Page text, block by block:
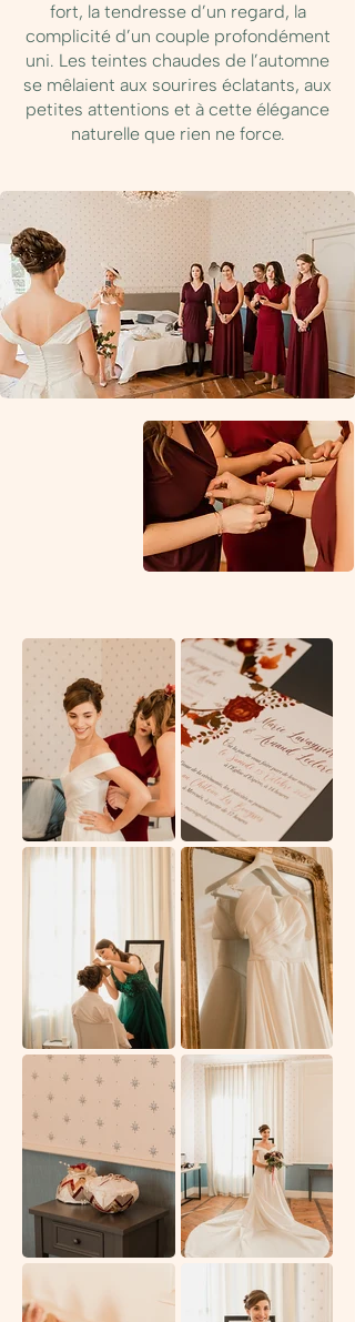
fort, la tendresse d’un regard, la
complicité d’un couple profondément
uni. Les teintes chaudes de l’automne
se mêlaient aux sourires éclatants, aux
petites attentions et à cette élégance
naturelle que rien ne force.